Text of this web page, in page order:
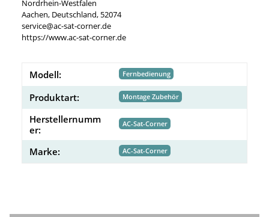
Nordrhein-Westfalen
Aachen, Deutschland, 52074
service@ac-sat-corner.de
https://www.ac-sat-corner.de
Modell: Fernbedienung
Produktart: Montage Zubehör
Herstellernumm
er:
AC-Sat-Corner
Marke: AC-Sat-Corner